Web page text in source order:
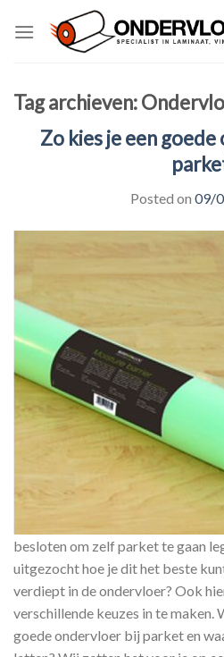
Tag archieven:
Zo kies je een
Posted on 09/
besloten om zelf parket te gaan
uitgezocht hoe je dit het beste
verdiept in de ondervloer? Ook
verschillende keuzes in te maken.
goede ondervloer bij parket en